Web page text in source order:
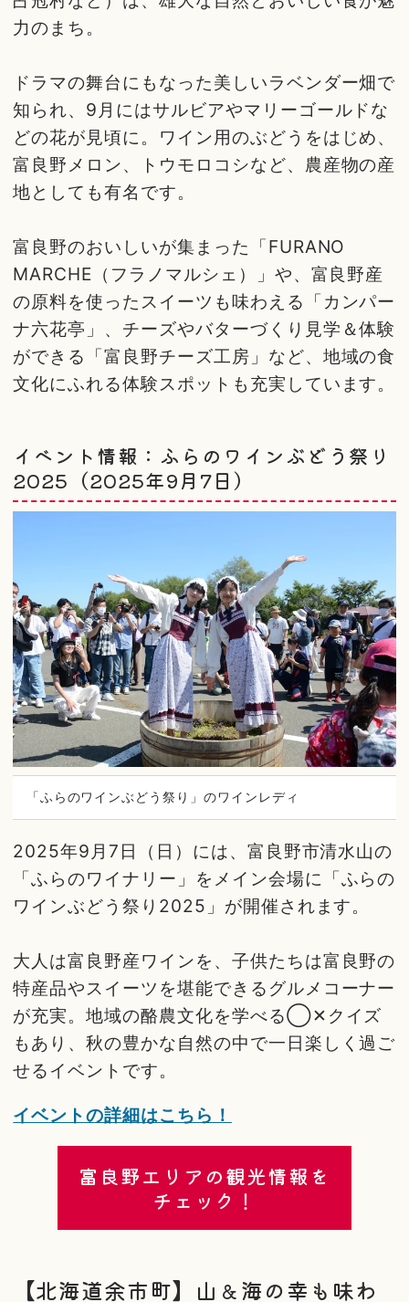
力のまち。
ドラマの舞台にもなった美しいラベンダー畑で
知られ、9月にはサルビアやマリーゴールドな
どの花が見頃に。ワイン用のぶどうをはじめ、
富良野メロン、トウモロコシなど、農産物の産
地としても有名です。
富良野のおいしいが集まった「FURANO
MARCHE（フラノマルシェ）」や、富良野産
の原料を使ったスイーツも味わえる「カンパー
ナ六花亭」、チーズやバターづくり見学＆体験
ができる「富良野チーズ工房」など、地域の食
文化にふれる体験スポットも充実しています。
イベント情報：ふらのワインぶどう祭り
2025（2025年9月7日）
「ふらのワインぶどう祭り」のワインレディ
2025年9月7日（日）には、富良野市清水山の
「ふらのワイナリー」をメイン会場に「ふらの
ワインぶどう祭り2025」が開催されます。
大人は富良野産ワインを、子供たちは富良野の
特産品やスイーツを堪能できるグルメコーナー
が充実。地域の酪農文化を学べる◯✕クイズ
もあり、秋の豊かな自然の中で一日楽しく過ご
せるイベントです。
イベントの詳細はこちら！
富良野エリアの観光情報を
チェック！
【北海道余市町】山＆海の幸も味わ